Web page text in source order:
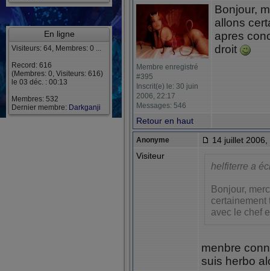
En ligne
Visiteurs: 64, Membres: 0 ...
Record: 616
(Membres: 0, Visiteurs: 616)
le 03 déc. : 00:13
Membres: 532
Dernier membre: Darkganji
Membre enregistré
#395
Inscrit(e) le: 30 juin
2006, 22:17
Messages: 546
Bonjour,
allons
apres
droit
Retour en haut
Anonyme
14 juillet 2006,
Visiteur
helfiterre a
Bonjour,
certainement
avec le chef
menbre
suis herbo